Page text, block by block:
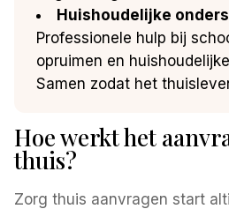
Huishoudelijke
Professionele hulp bij
opruimen en
Samen zodat het
Hoe werkt het
thuis?
Zorg thuis aanvragen start